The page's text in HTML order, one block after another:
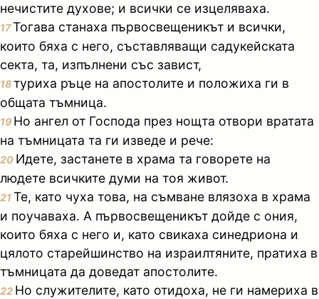
нечистите духове; и всички се изцеляваха.
17Тогава станаха първосвещеникът и всички,
които бяха с него, съставляващи садукейската
секта, та, изпълнени със завист,
18туриха ръце на апостолите и положиха ги в
общата тъмница.
19 Но ангел от Господа през нощта отвори вратата
на тъмницата та ги изведе и рече:
20 Идете, застанете в храма та говорете на
людете всичките думи на тоя живот.
21Те, като чуха това, на съмване влязоха в храма
и поучаваха. А първосвещеникът дойде с ония,
които бяха с него и, като свикаха синедриона и
цялото старейшинство на израилтяните, пратиха в
тъмницата да доведат апостолите.
22 Но служителите, като отидоха, не ги намериха в